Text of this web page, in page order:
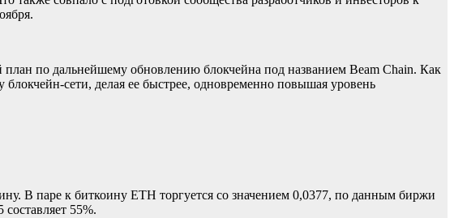
по дальнейшему обновлению блокчейна под названием Beam Chain. Как
сети, делая ее быстрее, одновременно повышая уровень
В паре к биткоину ETH торгуется со значением 0,0377, по данным биржи
55%.